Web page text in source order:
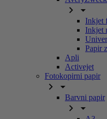
 
Inkjet
Inkjet
Papir
Apli
Activejet
Fotokopirni papir
 
Barvni papir
 